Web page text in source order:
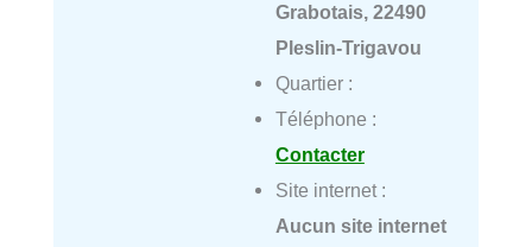
Grabotais, 22490
Pleslin-Trigavou
Quartier :
Téléphone :
Contacter
Site internet :
Aucun site internet